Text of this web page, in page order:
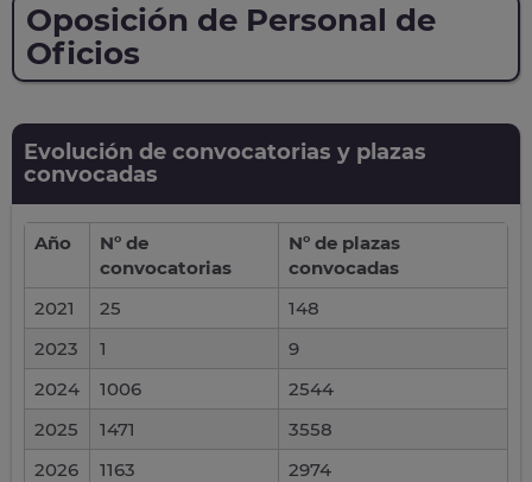
Oposición de Personal de
Oficios
Evolución de convocatorias y plazas
convocadas
Año
Nº de
convocatorias
Nº de plazas
convocadas
2021
25
148
2023
1
9
2024
1006
2544
2025
1471
3558
2026
1163 2974